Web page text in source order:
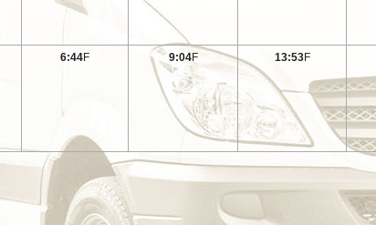
6:44F 9:04F 13:53F